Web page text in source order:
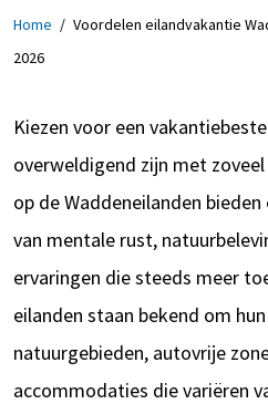
Home / Voordelen eilandvakantie
2026
Kiezen voor een
overweldigend zijn met
op de Waddeneilanden
van mentale rust,
ervaringen die steeds meer
eilanden staan bekend om
natuurgebieden, autovrije
accommodaties die variëren